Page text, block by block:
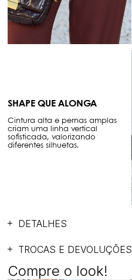
SHAPE QUE ALONGA
Cintura alta e pernas amplas
criam uma linha vertical
sofisticada, valorizando
diferentes silhuetas.
DETALHES
TROCAS E DEVOLUÇÕES
Compre o look!